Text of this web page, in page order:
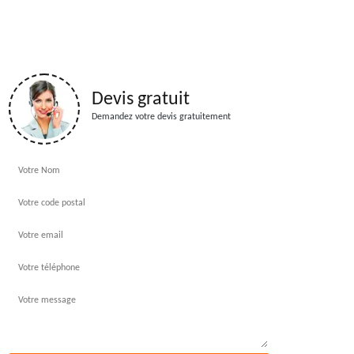
Devis gratuit
Demandez votre devis gratuitement